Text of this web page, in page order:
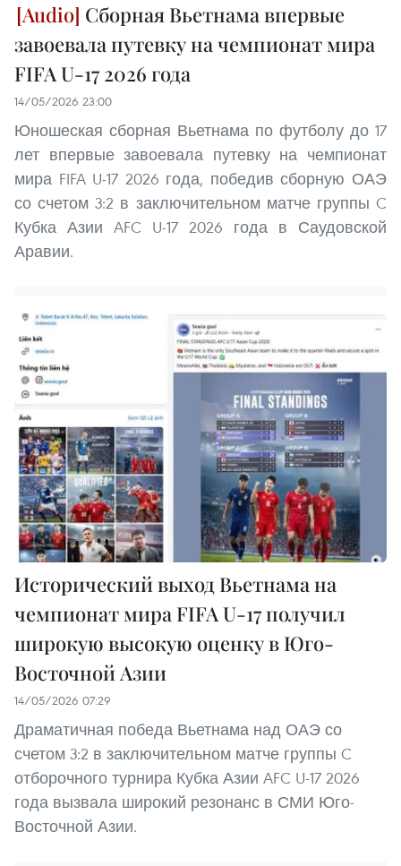
Сборная Вьетнама впервые
завоевала путевку на чемпионат мира
FIFA U-17 2026 года
14/05/2026 23:00
Юношеская сборная Вьетнама по футболу до 17
лет впервые завоевала путевку на чемпионат
мира FIFA U-17 2026 года, победив сборную ОАЭ
со счетом 3:2 в заключительном матче группы C
Кубка Азии AFC U-17 2026 года в Саудовской
Аравии.
Исторический выход Вьетнама на
чемпионат мира FIFA U-17 получил
широкую высокую оценку в Юго-
Восточной Азии
14/05/2026 07:29
Драматичная победа Вьетнама над ОАЭ со
счетом 3:2 в заключительном матче группы C
отборочного турнира Кубка Азии AFC U-17 2026
года вызвала широкий резонанс в СМИ Юго-
Восточной Азии.